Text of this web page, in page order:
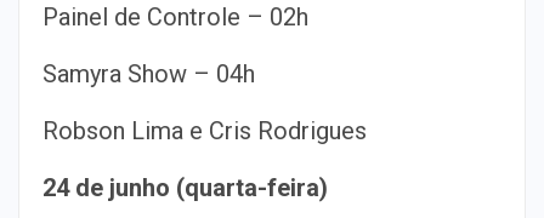
Painel de Controle – 02h
Samyra Show – 04h
Robson Lima e Cris Rodrigues
24 de junho (quarta-feira)